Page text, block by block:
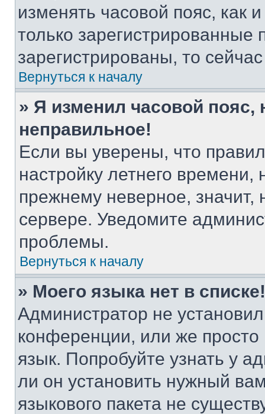
изменять часовой пояс, как
только
зарегистрированы, то
Вернуться к началу
» Я изменил часовой пояс,
неправильное!
Если вы уверены, что
настройку летнего
прежнему неверное, значит,
сервере. Уведомите
проблемы.
Вернуться к началу
» Моего языка нет в списке!
Администратор не
конференции, или же
язык. Попробуйте узнать у
ли он установить нужный
языкового пакета не